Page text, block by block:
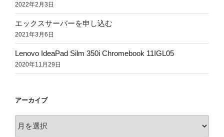
2022年2月3日
エックスサーバーを申し込む
2021年3月6日
Lenovo IdeaPad Silm 350i Chromebook 11IGL05
2020年11月29日
アーカイブ
ー